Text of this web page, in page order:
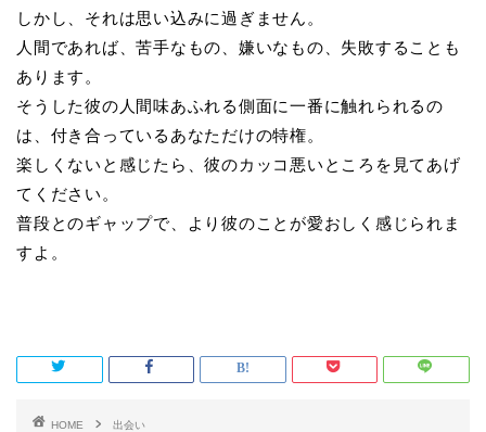
しかし、それは思い込みに過ぎません。
人間であれば、苦手なもの、嫌いなもの、失敗することも
あります。
そうした彼の人間味あふれる側面に一番に触れられるの
は、付き合っているあなただけの特権。
楽しくないと感じたら、彼のカッコ悪いところを見てあげ
てください。
普段とのギャップで、より彼のことが愛おしく感じられま
すよ。
HOME
出会い